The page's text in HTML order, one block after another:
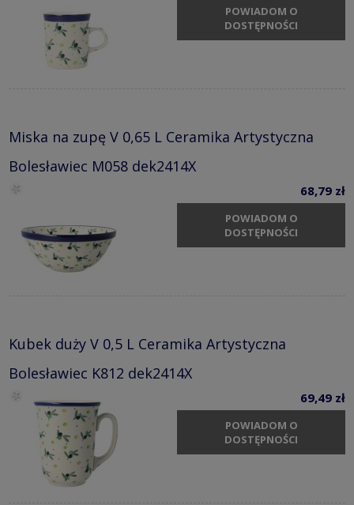
POWIADOM O
DOSTĘPNOŚCI
Miska na zupę V 0,65 L Ceramika Artystyczna
Bolesławiec M058 dek2414X
68,79 zł
POWIADOM O
DOSTĘPNOŚCI
Kubek duży V 0,5 L Ceramika Artystyczna
Bolesławiec K812 dek2414X
69,49 zł
POWIADOM O
DOSTĘPNOŚCI